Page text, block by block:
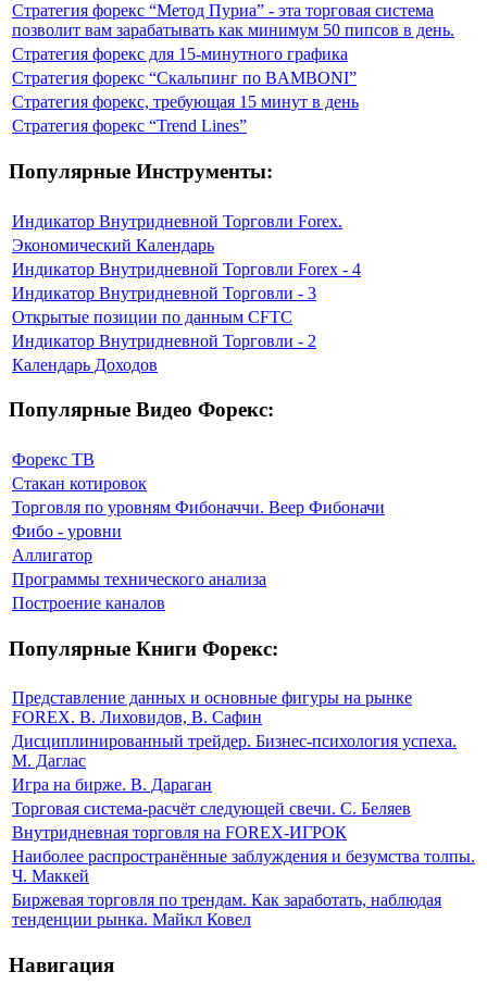
Стратегия форекс “Метод Пуриа” - эта торговая система
позволит вам зарабатывать как минимум 50 пипсов в день.
Стратегия форекс для 15-минутного графика
Стратегия форекс “Скальпинг по BAMBONI”
Стратегия форекс, требующая 15 минут в день
Стратегия форекс “Trend Lines”
Популярные Инструменты:
Индикатор Внутридневной Торговли Forex.
Экономический Календарь
Индикатор Внутридневной Торговли Forex - 4
Индикатор Внутридневной Торговли - 3
Открытые позиции по данным CFTC
Индикатор Внутридневной Торговли - 2
Календарь Доходов
Популярные Видео Форекс:
Форекс ТВ
Стакан котировок
Торговля по уровням Фибоначчи. Веер Фибоначи
Фибо - уровни
Аллигатор
Программы технического анализа
Построение каналов
Популярные Книги Форекс:
Представление данных и основные фигуры на рынке
FOREX. В. Лиховидов, В. Сафин
Дисциплинированный трейдер. Бизнес-психология успеха.
М. Даглас
Игра на бирже. В. Дараган
Торговая система-расчёт следующей свечи. С. Беляев
Внутридневная торговля на FOREX-ИГРОК
Наиболее распространённые заблуждения и безумства толпы.
Ч. Маккей
Биржевая торговля по трендам. Как заработать, наблюдая
тенденции рынка. Майкл Ковел
Навигация